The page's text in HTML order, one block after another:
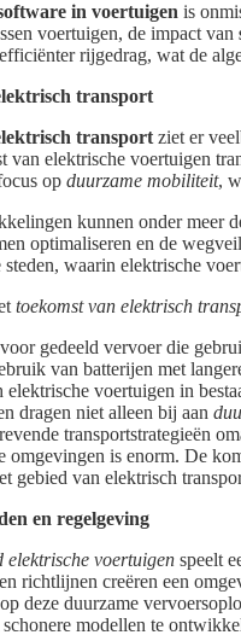
in voertuigen is
voertuigen, de impact van
rijgedrag, wat de
transport
transport ziet er
elektrische voertuigen
op duurzame mobiliteit,
kunnen onder meer
optimaliseren en de
waarin elektrische
toekomst van elektrisch
gedeeld vervoer die
van batterijen met
elektrische voertuigen in
dragen niet alleen bij aan
transportstrategieën
omgevingen is enorm. De
gebied van elektrisch
en regelgeving
elektrische voertuigen speelt
richtlijnen creëren een
deze duurzame
modellen te